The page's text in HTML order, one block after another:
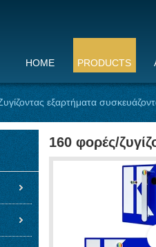
HOME PRODUCTS
εξαρτήματα
160 φορές/